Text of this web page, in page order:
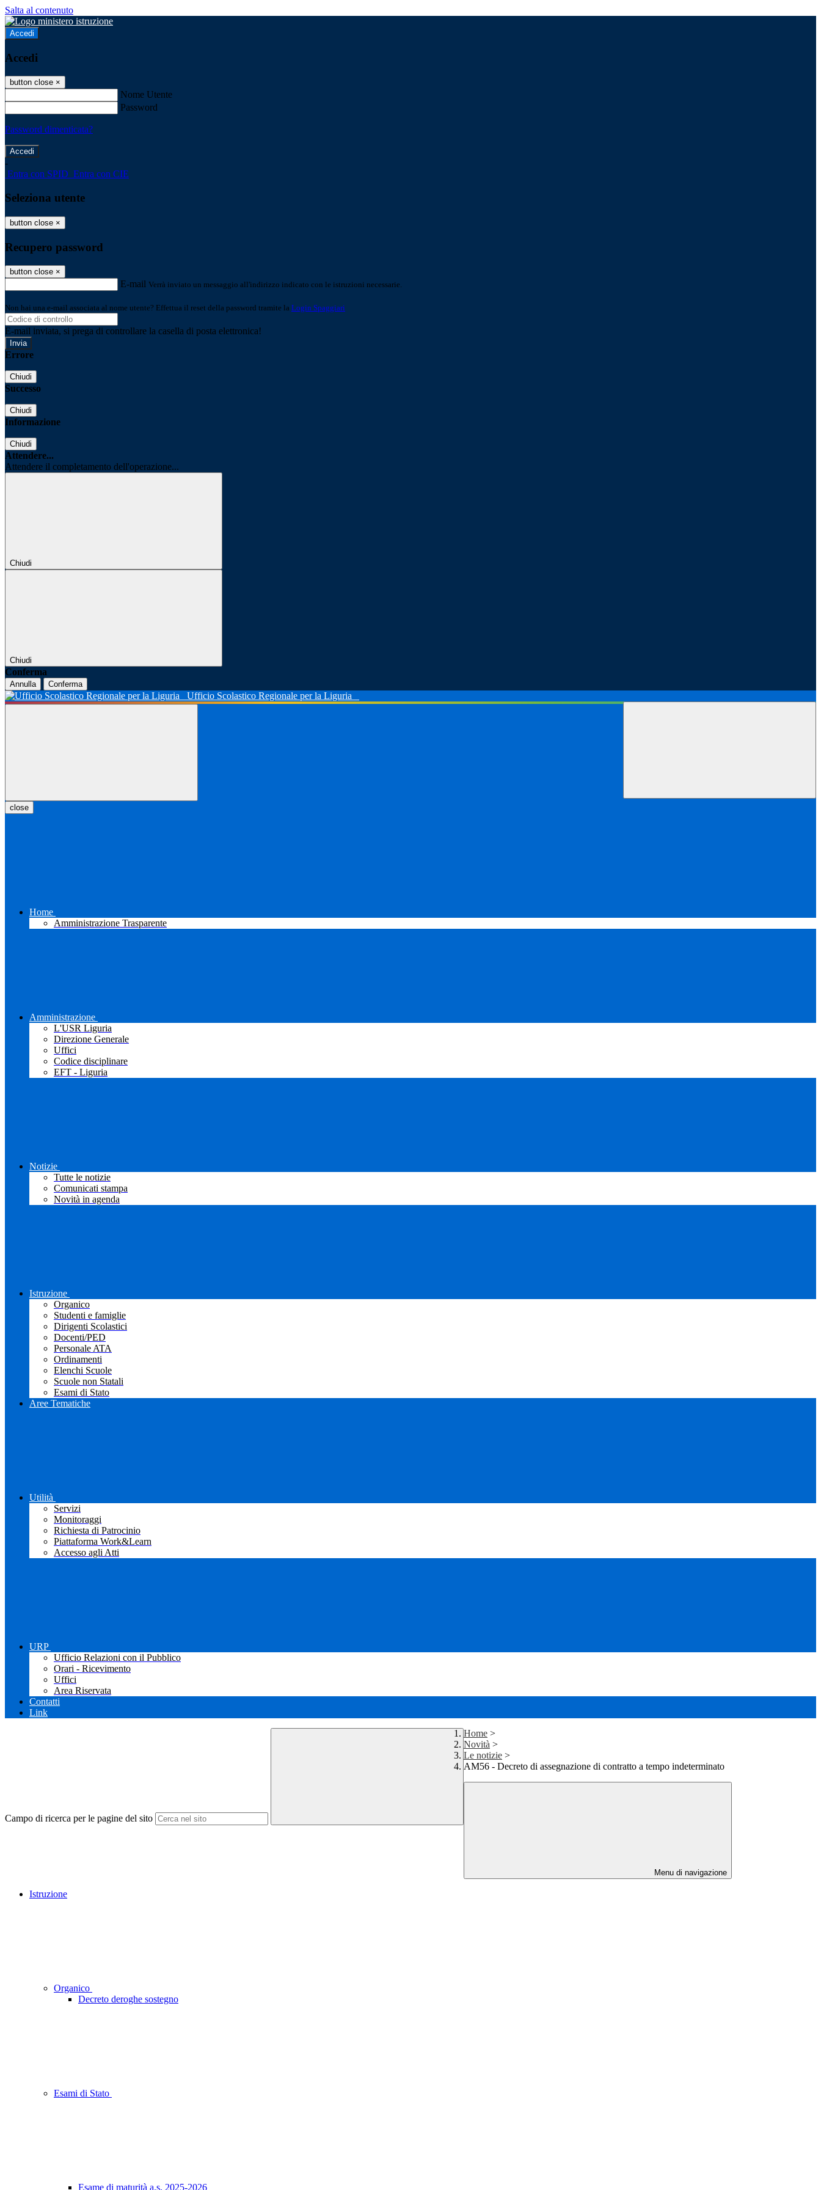
Salta al contenuto
Accedi
Accedi
button close ×
Nome Utente
Password
Password dimenticata?
-
Entra con SPID Entra con CIE
Seleziona utente
button close ×
Recupero password
button close ×
E-mail Verrà inviato un messaggio all'indirizzo indicato con le istruzioni necessarie.
Non hai una e-mail associata al nome utente? Effettua il reset della password tramite la Login Spaggiari
E-mail inviata, si prega di controllare la casella di posta elettronica!
Errore
Chiudi
Successo
Chiudi
Informazione
Chiudi
Attendere...
Attendere il completamento dell'operazione...
Chiudi
Chiudi
Conferma
Annulla Conferma
Ufficio Scolastico Regionale per la Liguria
close
Home
Amministrazione Trasparente
Amministrazione
L'USR Liguria
Direzione Generale
Uffici
Codice disciplinare
EFT - Liguria
Notizie
Tutte le notizie
Comunicati stampa
Novità in agenda
Istruzione
Organico
Studenti e famiglie
Dirigenti Scolastici
Docenti/PED
Personale ATA
Ordinamenti
Elenchi Scuole
Scuole non Statali
Esami di Stato
Aree Tematiche
Utilità
Servizi
Monitoraggi
Richiesta di Patrocinio
Piattaforma Work&Learn
Accesso agli Atti
URP
Ufficio Relazioni con il Pubblico
Orari - Ricevimento
Uffici
Area Riservata
Contatti
Link
Campo di ricerca per le pagine del sito
Home >
Novità >
Le notizie >
AM56 - Decreto di assegnazione di contratto a tempo indeterminato
Menu di navigazione
Istruzione
Organico
Decreto deroghe sostegno
Esami di Stato
Esame di maturità a.s. 2025-2026